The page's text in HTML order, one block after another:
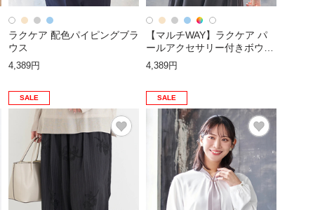
ラクケア 配色パイピングブラ
ウス
4,389円
【マルチWAY】ラクケア パ
ールアクセサリー付きボウタ
イブラウス
4,389円
SALE SALE